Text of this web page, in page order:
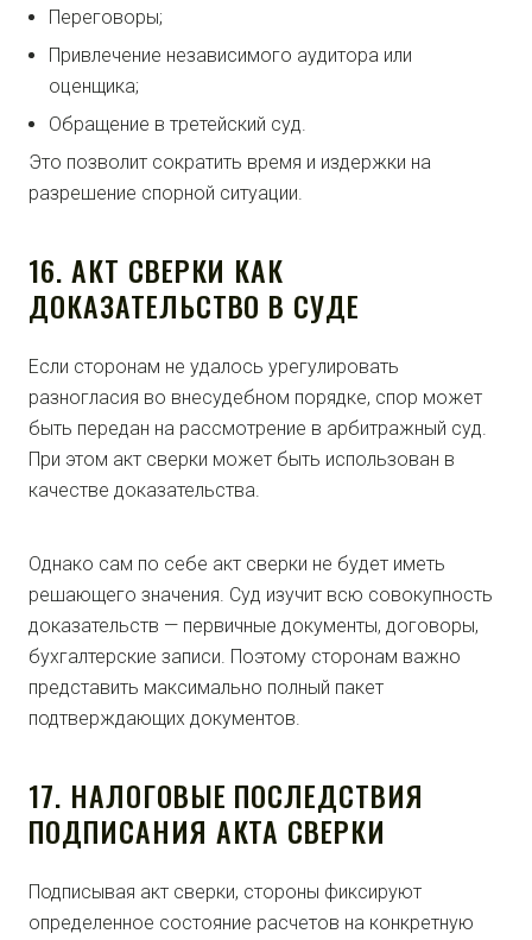
Переговоры;
Привлечение независимого аудитора или
оценщика;
Обращение в третейский суд.
Это позволит сократить время и издержки на
разрешение спорной ситуации.
16. АКТ СВЕРКИ КАК
ДОКАЗАТЕЛЬСТВО В СУДЕ
Если сторонам не удалось урегулировать
разногласия во внесудебном порядке, спор может
быть передан на рассмотрение в арбитражный суд.
При этом акт сверки может быть использован в
качестве доказательства.
Однако сам по себе акт сверки не будет иметь
решающего значения. Суд изучит всю совокупность
доказательств — первичные документы, договоры,
бухгалтерские записи. Поэтому сторонам важно
представить максимально полный пакет
подтверждающих документов.
17. НАЛОГОВЫЕ ПОСЛЕДСТВИЯ
ПОДПИСАНИЯ АКТА СВЕРКИ
Подписывая акт сверки, стороны фиксируют
определенное состояние расчетов на конкретную